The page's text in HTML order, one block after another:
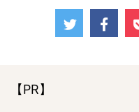
侵入を防ぐものですが
使い方を間違えてしま
重宝するでしょう。 ま
た、昨今では在宅ワー
環境を作っておくことの
【PR】